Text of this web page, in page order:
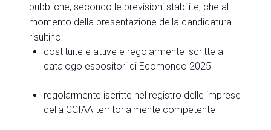
pubbliche, secondo le previsioni stabilite, che al
momento della presentazione della candidatura
risultino:
costituite e attive e regolarmente iscritte al
catalogo espositori di Ecomondo 2025
regolarmente iscritte nel registro delle imprese
della CCIAA territorialmente competente